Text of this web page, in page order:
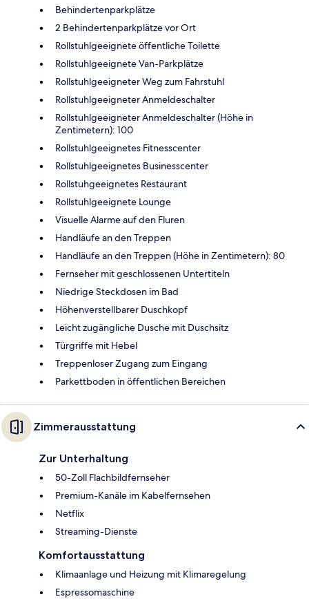
Behindertenparkplätze
2 Behindertenparkplätze vor Ort
Rollstuhlgeeignete öffentliche Toilette
Rollstuhlgeeignete Van-Parkplätze
Rollstuhlgeeigneter Weg zum Fahrstuhl
Rollstuhlgeeigneter Anmeldeschalter
Rollstuhlgeeigneter Anmeldeschalter (Höhe in
Zentimetern): 100
Rollstuhlgeeignetes Fitnesscenter
Rollstuhlgeeignetes Businesscenter
Rollstuhgeeignetes Restaurant
Rollstuhlgeeignete Lounge
Visuelle Alarme auf den Fluren
Handläufe an den Treppen
Handläufe an den Treppen (Höhe in Zentimetern): 80
Fernseher mit geschlossenen Untertiteln
Niedrige Steckdosen im Bad
Höhenverstellbarer Duschkopf
Leicht zugängliche Dusche mit Duschsitz
Türgriffe mit Hebel
Treppenloser Zugang zum Eingang
Parkettboden in öffentlichen Bereichen
Zimmerausstattung
Zur Unterhaltung
50-Zoll Flachbildfernseher
Premium-Kanäle im Kabelfernsehen
Netflix
Streaming-Dienste
Komfortausstattung
Klimaanlage und Heizung mit Klimaregelung
Espressomaschine